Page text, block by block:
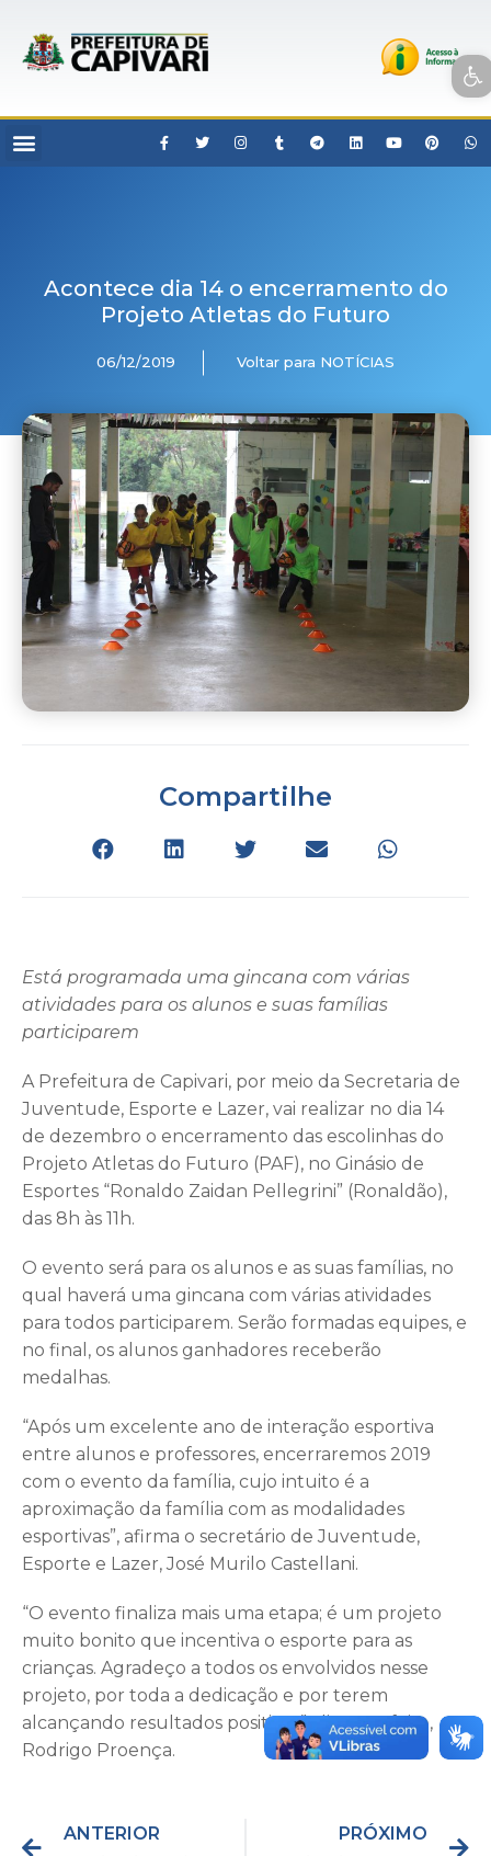
Open toolbar
Acontece dia 14 o encerramento do
Projeto Atletas do Futuro
06/12/2019 Voltar para NOTÍCIAS
Compartilhe
Está programada uma gincana com várias
atividades para os alunos e suas famílias
participarem
A Prefeitura de Capivari, por meio da Secretaria de
Juventude, Esporte e Lazer, vai realizar no dia 14
de dezembro o encerramento das escolinhas do
Projeto Atletas do Futuro (PAF), no Ginásio de
Esportes “Ronaldo Zaidan Pellegrini” (Ronaldão),
das 8h às 11h.
O evento será para os alunos e as suas famílias, no
qual haverá uma gincana com várias atividades
para todos participarem. Serão formadas equipes, e
no final, os alunos ganhadores receberão
medalhas.
“Após um excelente ano de interação esportiva
entre alunos e professores, encerraremos 2019
com o evento da família, cujo intuito é a
aproximação da família com as modalidades
esportivas”, afirma o secretário de Juventude,
Esporte e Lazer, José Murilo Castellani.
“O evento finaliza mais uma etapa; é um projeto
muito bonito que incentiva o esporte para as
crianças. Agradeço a todos os envolvidos nesse
projeto, por toda a dedicação e por terem
alcançando resultados positivos”, diz o prefeito,
Rodrigo Proença.
ANTERIOR
PRÓXIMO